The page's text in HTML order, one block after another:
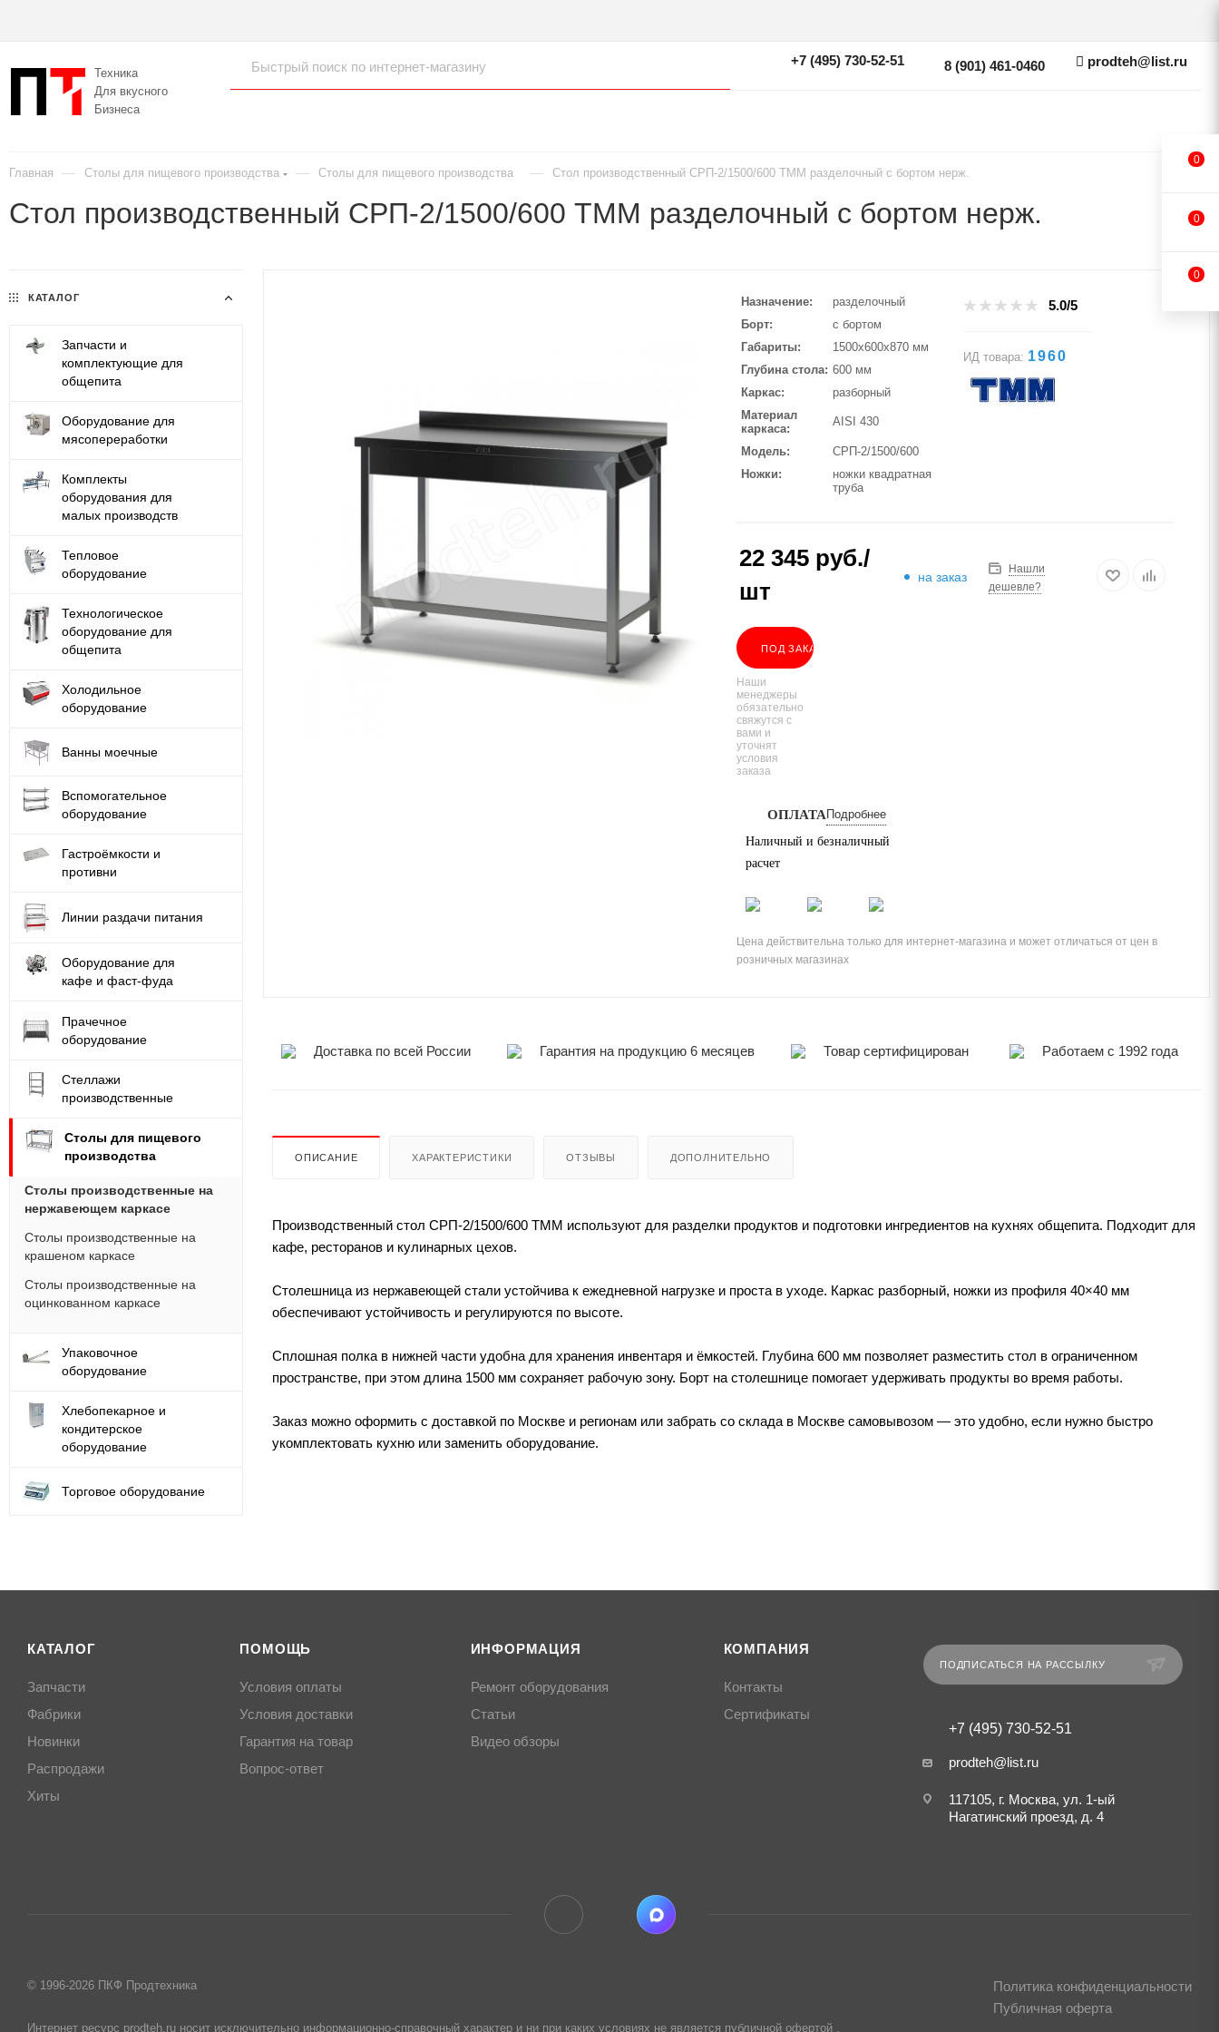
Техника
Для вкусного
Бизнеса
+7 (495) 730-52-51 8 (901) 461-0460 prodteh@list.ru
Главная — Столы для пищевого производства — Столы для пищевого производства — Стол производственный СРП-2/1500/600 ТММ разделочный с бортом нерж.
Стол производственный СРП-2/1500/600 ТММ разделочный с бортом нерж.
Назначение
разделочный
Борт
с бортом
Габариты
1500х600х870 мм
Глубина стола
600 мм
Каркас
разборный
Материал
каркаса
AISI 430
Модель
СРП-2/1500/600
Ножки
ножки квадратная
труба
5.0/5
ИД товара: 1960
22 345 руб./
шт
на заказ
Нашли
дешевле?
ПОД ЗАКАЗ
Наши
менеджеры
обязательно
свяжутся с
вами и
уточнят
условия
заказа
ОПЛАТА Подробнее
Наличный и безналичный
расчет
Цена действительна только для интернет-магазина и может отличаться от цен в
розничных магазинах
Доставка по всей России Гарантия на продукцию 6 месяцев Товар сертифицирован Работаем с 1992 года
ОПИСАНИЕ ХАРАКТЕРИСТИКИ ОТЗЫВЫ ДОПОЛНИТЕЛЬНО
Производственный стол СРП-2/1500/600 ТММ используют для разделки продуктов и подготовки ингредиентов на кухнях общепита. Подходит для
кафе, ресторанов и кулинарных цехов.
Столешница из нержавеющей стали устойчива к ежедневной нагрузке и проста в уходе. Каркас разборный, ножки из профиля 40×40 мм
обеспечивают устойчивость и регулируются по высоте.
Сплошная полка в нижней части удобна для хранения инвентаря и ёмкостей. Глубина 600 мм позволяет разместить стол в ограниченном
пространстве, при этом длина 1500 мм сохраняет рабочую зону. Борт на столешнице помогает удерживать продукты во время работы.
Заказ можно оформить с доставкой по Москве и регионам или забрать со склада в Москве самовывозом — это удобно, если нужно быстро
укомплектовать кухню или заменить оборудование.
КАТАЛОГ
Запчасти и
комплектующие для
общепита
Оборудование для
мясопереработки
Комплекты
оборудования для
малых производств
Тепловое
оборудование
Технологическое
оборудование для
общепита
Холодильное
оборудование
Ванны моечные
Вспомогательное
оборудование
Гастроёмкости и
противни
Линии раздачи питания
Оборудование для
кафе и фаст-фуда
Прачечное
оборудование
Стеллажи
производственные
Столы для пищевого
производства
Столы производственные на
нержавеющем каркасе
Столы производственные на
крашеном каркасе
Столы производственные на
оцинкованном каркасе
Упаковочное
оборудование
Хлебопекарное и
кондитерское
оборудование
Торговое оборудование
КАТАЛОГ
Запчасти
Фабрики
Новинки
Распродажи
Хиты
ПОМОЩЬ
Условия оплаты
Условия доставки
Гарантия на товар
Вопрос-ответ
ИНФОРМАЦИЯ
Ремонт оборудования
Статьи
Видео обзоры
КОМПАНИЯ
Контакты
Сертификаты
ПОДПИСАТЬСЯ НА РАССЫЛКУ
+7 (495) 730-52-51
prodteh@list.ru
117105, г. Москва, ул. 1-ый
Нагатинский проезд, д. 4
Политика конфиденциальности
Публичная оферта
© 1996-2026 ПКФ Продтехника
Интернет ресурс prodteh.ru носит исключительно информационно-справочный характер и ни при каких условиях не является публичной офертой ,
0
0
0